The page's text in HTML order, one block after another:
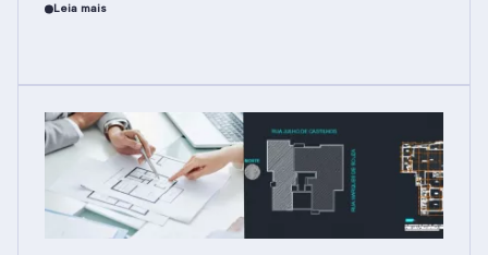
Leia mais